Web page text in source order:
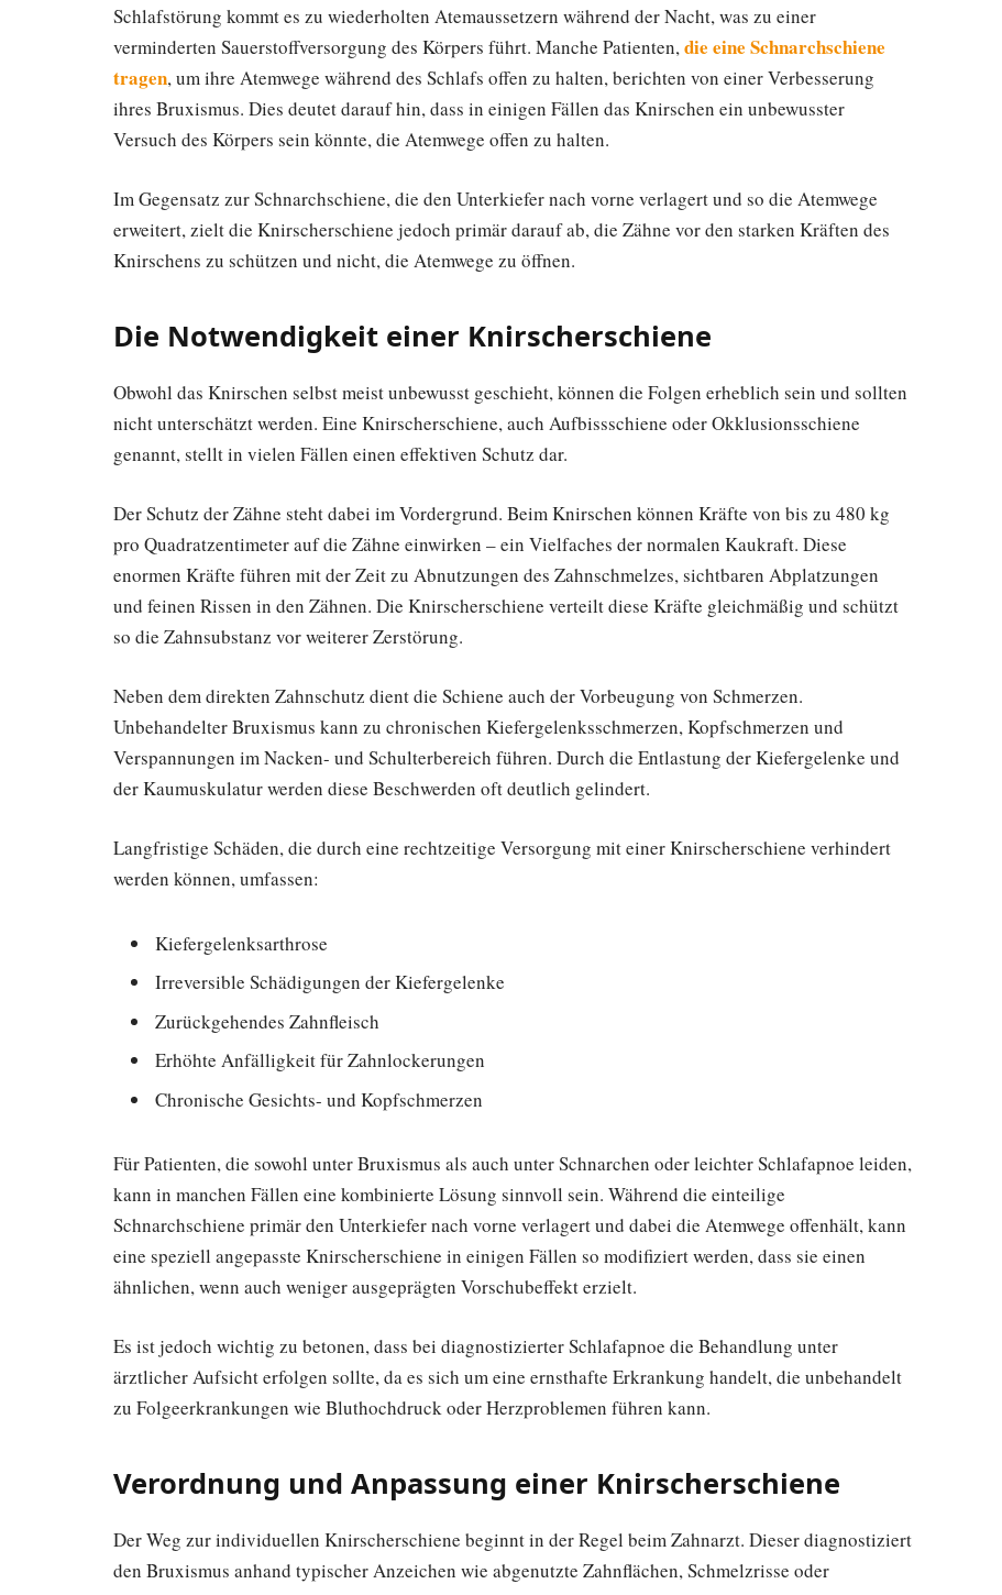
Schlafstörung kommt es zu wiederholten Atemaussetzern während der Nacht, was zu einer
verminderten Sauerstoffversorgung des Körpers führt. Manche Patienten,die eine Schnarchschiene
tragen, um ihre Atemwege während des Schlafs offen zu halten, berichten von einer Verbesserung
ihres Bruxismus. Dies deutet darauf hin, dass in einigen Fällen das Knirschen ein unbewusster
Versuch des Körpers sein könnte, die Atemwege offen zu halten.
Im Gegensatz zur Schnarchschiene, die den Unterkiefer nach vorne verlagert und so die Atemwege
erweitert, zielt die Knirscherschiene jedoch primär darauf ab, die Zähne vor den starken Kräften des
Knirschens zu schützen und nicht, die Atemwege zu öffnen.
Die Notwendigkeit einer Knirscherschiene
Obwohl das Knirschen selbst meist unbewusst geschieht, können die Folgen erheblich sein und sollten
nicht unterschätzt werden. Eine Knirscherschiene, auch Aufbissschiene oder Okklusionsschiene
genannt, stellt in vielen Fällen einen effektiven Schutz dar.
Der Schutz der Zähne steht dabei im Vordergrund. Beim Knirschen können Kräfte von bis zu 480 kg
pro Quadratzentimeter auf die Zähne einwirken – ein Vielfaches der normalen Kaukraft. Diese
enormen Kräfte führen mit der Zeit zu Abnutzungen des Zahnschmelzes, sichtbaren Abplatzungen
und feinen Rissen in den Zähnen. Die Knirscherschiene verteilt diese Kräfte gleichmäßig und schützt
so die Zahnsubstanz vor weiterer Zerstörung.
Neben dem direkten Zahnschutz dient die Schiene auch der Vorbeugung von Schmerzen.
Unbehandelter Bruxismus kann zu chronischen Kiefergelenksschmerzen, Kopfschmerzen und
Verspannungen im Nacken- und Schulterbereich führen. Durch die Entlastung der Kiefergelenke und
der Kaumuskulatur werden diese Beschwerden oft deutlich gelindert.
Langfristige Schäden, die durch eine rechtzeitige Versorgung mit einer Knirscherschiene verhindert
werden können, umfassen:
Kiefergelenksarthrose
Irreversible Schädigungen der Kiefergelenke
Zurückgehendes Zahnfleisch
Erhöhte Anfälligkeit für Zahnlockerungen
Chronische Gesichts- und Kopfschmerzen
Für Patienten, die sowohl unter Bruxismus als auch unter Schnarchen oder leichter Schlafapnoe leiden,
kann in manchen Fällen eine kombinierte Lösung sinnvoll sein. Während die einteilige
Schnarchschiene primär den Unterkiefer nach vorne verlagert und dabei die Atemwege offenhält, kann
eine speziell angepasste Knirscherschiene in einigen Fällen so modifiziert werden, dass sie einen
ähnlichen, wenn auch weniger ausgeprägten Vorschubeffekt erzielt.
Es ist jedoch wichtig zu betonen, dass bei diagnostizierter Schlafapnoe die Behandlung unter
ärztlicher Aufsicht erfolgen sollte, da es sich um eine ernsthafte Erkrankung handelt, die unbehandelt
zu Folgeerkrankungen wie Bluthochdruck oder Herzproblemen führen kann.
Verordnung und Anpassung einer Knirscherschiene
Der Weg zur individuellen Knirscherschiene beginnt in der Regel beim Zahnarzt. Dieser diagnostiziert
den Bruxismus anhand typischer Anzeichen wie abgenutzte Zahnflächen, Schmelzrisse oder